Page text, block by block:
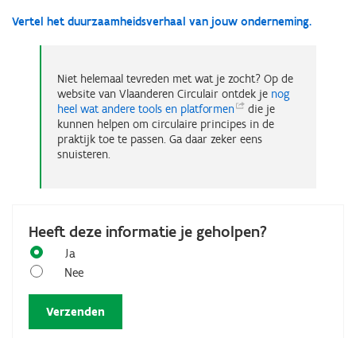
Vertel het duurzaamheidsverhaal van jouw onderneming.
Niet helemaal tevreden met wat je zocht? Op de
website van Vlaanderen Circulair ontdek je nog
heel wat andere tools en platformen
die je
kunnen helpen om circulaire principes in de
praktijk toe te passen. Ga daar zeker eens
snuisteren.
Heeft deze informatie je geholpen?
Ja
Nee